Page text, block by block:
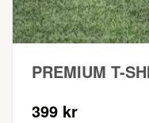
PREMIUM T-
399 kr